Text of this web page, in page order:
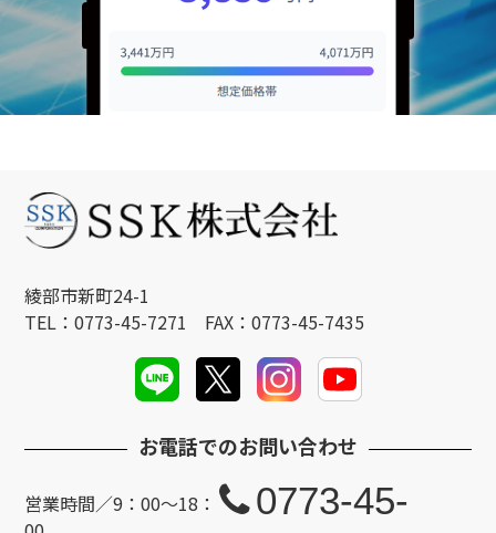
綾部市新町24-1
TEL：0773-45-7271 FAX：0773-45-7435
お電話でのお問い合わせ
営業時間／9：00～18：
0773-45-